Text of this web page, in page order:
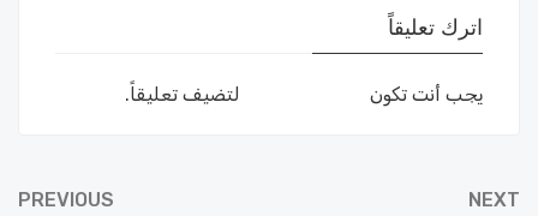
اترك تعليقاً
يجب أنت تكون لتضيف تعليقاً.
PREVIOUS NEXT